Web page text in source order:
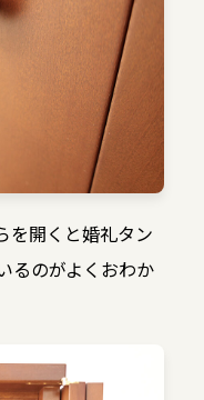
を開くと婚礼タン
るのがよくおわか